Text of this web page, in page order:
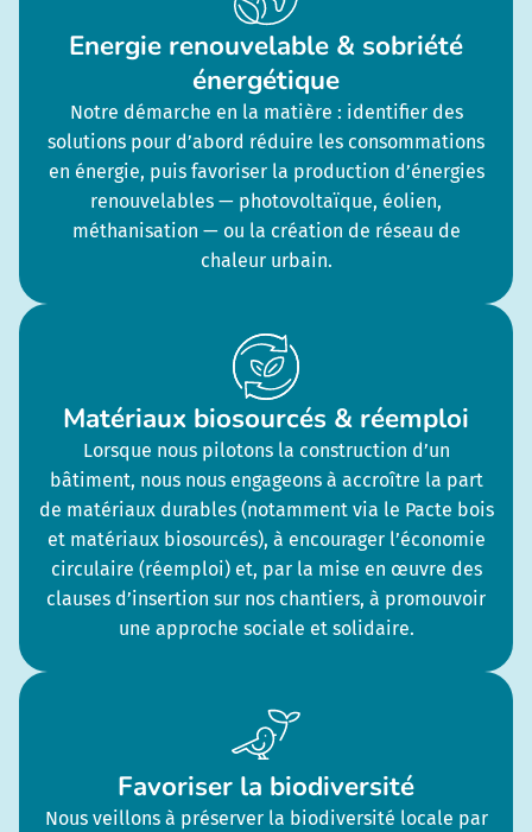
Energie renouvelable & sobriété
énergétique
Notre démarche en la matière : identifier des
solutions pour d’abord réduire les consommations
en énergie, puis favoriser la production d’énergies
renouvelables — photovoltaïque, éolien,
méthanisation — ou la création de réseau de
chaleur urbain.
Matériaux biosourcés & réemploi
Lorsque nous pilotons la construction d’un
bâtiment, nous nous engageons à accroître la part
de matériaux durables (notamment via le Pacte bois
et matériaux biosourcés), à encourager l’économie
circulaire (réemploi) et, par la mise en œuvre des
clauses d’insertion sur nos chantiers, à promouvoir
une approche sociale et solidaire.
Favoriser la biodiversité
Nous veillons à préserver la biodiversité locale par